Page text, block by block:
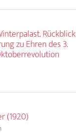
Rückblick
zu Ehren des 3.
(1920)